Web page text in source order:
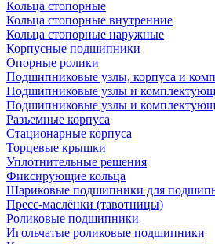
Кольца стопорные
Кольца стопорные внутренние
Кольца стопорные наружные
Корпусные подшипники
Опорные ролики
Подшипниковые узлы, корпуса и
Подшипниковые узлы и
Подшипниковые узлы и
Разъемные корпуса
Стационарные корпуса
Торцевые крышки
Уплотнительные решения
Фиксирующие кольца
Шариковые подшипники для
Пресс-маслёнки (тавотницы)
Роликовые подшипники
Игольчатые роликовые подшипники